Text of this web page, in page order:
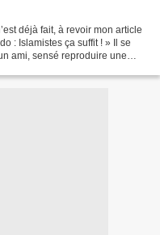
déjà fait, à revoir mon article
: Islamistes ça suffit ! » Il se
ami, sensé reproduire une